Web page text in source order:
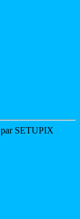
SETUPIX